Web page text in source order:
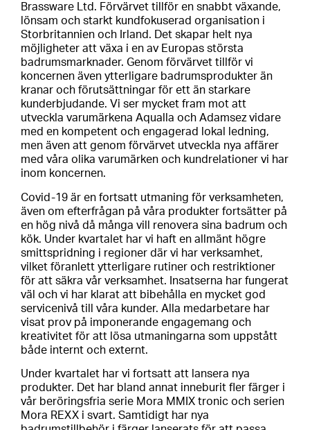
Brassware Ltd. Förvärvet tillför en snabbt växande,
lönsam och starkt kundfokuserad organisation i
Storbritannien och Irland. Det skapar helt nya
möjligheter att växa i en av Europas största
badrumsmarknader. Genom förvärvet tillför vi
koncernen även ytterligare badrumsprodukter än
kranar och förutsättningar för ett än starkare
kunderbjudande. Vi ser mycket fram mot att
utveckla varumärkena Aqualla och Adamsez vidare
med en kompetent och engagerad lokal ledning,
men även att genom förvärvet utveckla nya affärer
med våra olika varumärken och kundrelationer vi har
inom koncernen.
Covid-19 är en fortsatt utmaning för verksamheten,
även om efterfrågan på våra produkter fortsätter på
en hög nivå då många vill renovera sina badrum och
kök. Under kvartalet har vi haft en allmänt högre
smittspridning i regioner där vi har verksamhet,
vilket föranlett ytterligare rutiner och restriktioner
för att säkra vår verksamhet. Insatserna har fungerat
väl och vi har klarat att bibehålla en mycket god
servicenivå till våra kunder. Alla medarbetare har
visat prov på imponerande engagemang och
kreativitet för att lösa utmaningarna som uppstått
både internt och externt.
Under kvartalet har vi fortsatt att lansera nya
produkter. Det har bland annat inneburit fler färger i
vår beröringsfria serie Mora MMIX tronic och serien
Mora REXX i svart. Samtidigt har nya